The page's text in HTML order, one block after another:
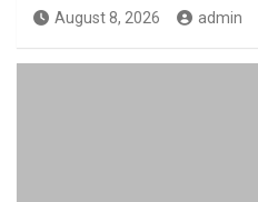
August 8, 2026 admin